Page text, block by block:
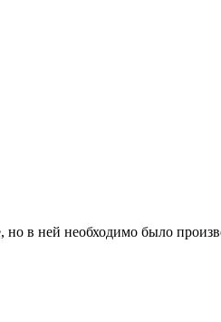
в ней необходимо было